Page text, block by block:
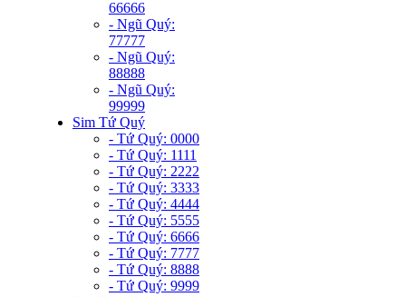
66666
- Ngũ Quý:
77777
- Ngũ Quý:
88888
- Ngũ Quý:
99999
Sim Tứ Quý
- Tứ Quý: 0000
- Tứ Quý: 1111
- Tứ Quý: 2222
- Tứ Quý: 3333
- Tứ Quý: 4444
- Tứ Quý: 5555
- Tứ Quý: 6666
- Tứ Quý: 7777
- Tứ Quý: 8888
- Tứ Quý: 9999